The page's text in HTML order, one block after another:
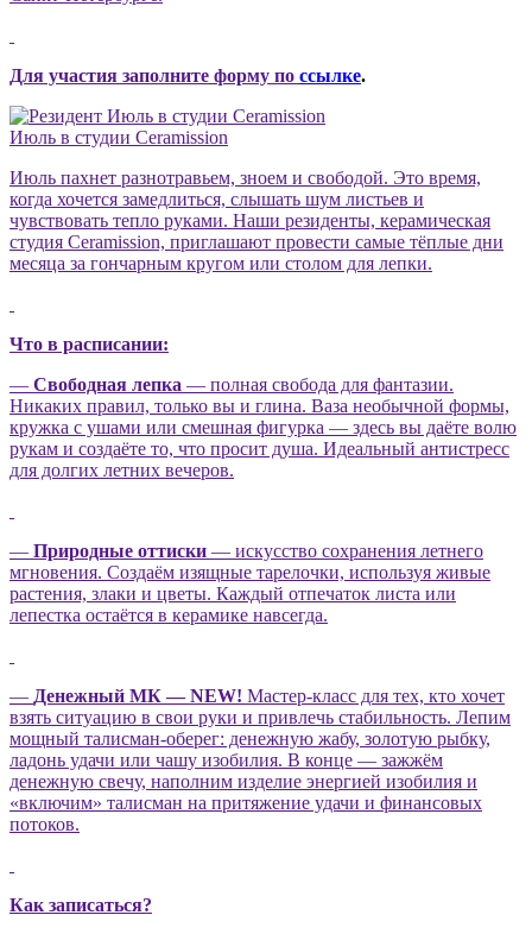
Для участия заполните форму по ссылке.
Июль в студии Ceramission
Июль пахнет разнотравьем, зноем и свободой. Это время,
когда хочется замедлиться, слышать шум листьев и
чувствовать тепло руками. Наши резиденты, керамическая
студия Ceramission, приглашают провести самые тёплые дни
месяца за гончарным кругом или столом для лепки.
Что в расписании:
— Свободная лепка — полная свобода для фантазии.
Никаких правил, только вы и глина. Ваза необычной формы,
кружка с ушами или смешная фигурка — здесь вы даёте волю
рукам и создаёте то, что просит душа. Идеальный антистресс
для долгих летних вечеров.
— Природные оттиски — искусство сохранения летнего
мгновения. Создаём изящные тарелочки, используя живые
растения, злаки и цветы. Каждый отпечаток листа или
лепестка остаётся в керамике навсегда.
— Денежный МК — NEW! Мастер-класс для тех, кто хочет
взять ситуацию в свои руки и привлечь стабильность. Лепим
мощный талисман-оберег: денежную жабу, золотую рыбку,
ладонь удачи или чашу изобилия. В конце — зажжём
денежную свечу, наполним изделие энергией изобилия и
«включим» талисман на притяжение удачи и финансовых
потоков.
Как записаться?